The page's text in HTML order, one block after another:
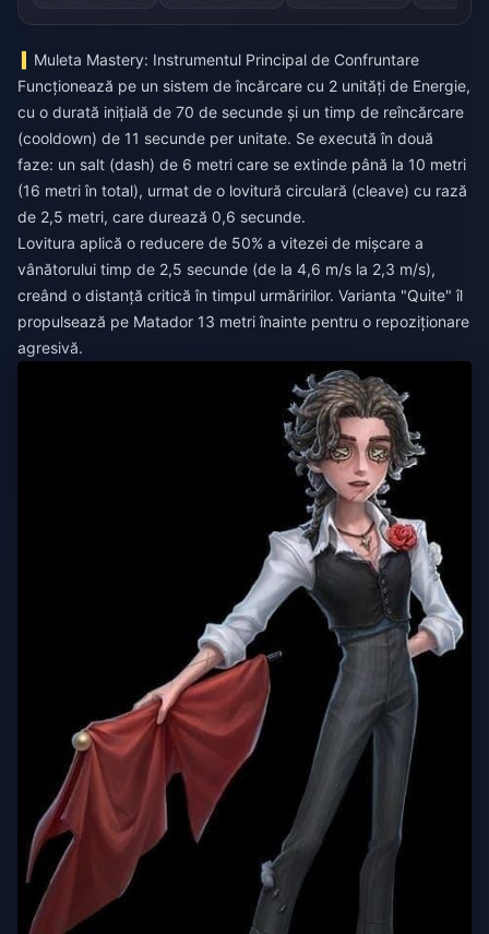
Muleta Mastery: Instrumentul Principal de Confruntare
Funcționează pe un sistem de încărcare cu 2 unități de Energie,
cu o durată inițială de 70 de secunde și un timp de reîncărcare
(cooldown) de 11 secunde per unitate. Se execută în două
faze: un salt (dash) de 6 metri care se extinde până la 10 metri
(16 metri în total), urmat de o lovitură circulară (cleave) cu rază
de 2,5 metri, care durează 0,6 secunde.
Lovitura aplică o reducere de 50% a vitezei de mișcare a
vânătorului timp de 2,5 secunde (de la 4,6 m/s la 2,3 m/s),
creând o distanță critică în timpul urmăririlor. Varianta "Quite" îl
propulsează pe Matador 13 metri înainte pentru o repoziționare
agresivă.